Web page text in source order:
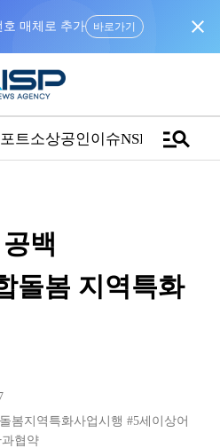
호 매체로 추가 바로가기 close
트소상공인이슈NSPTVmanage_search
백
돌봄 지역특화
봄지역특화사업시행 #5세이상어
협약